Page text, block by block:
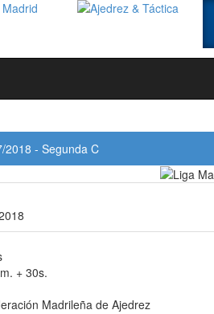
2018 - Segunda C
+ 30s.
Madrileña de Ajedrez